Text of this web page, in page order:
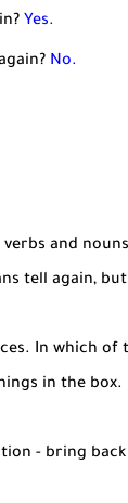
Yes.
No.
and
tell again,
In which
in the box.
- bring